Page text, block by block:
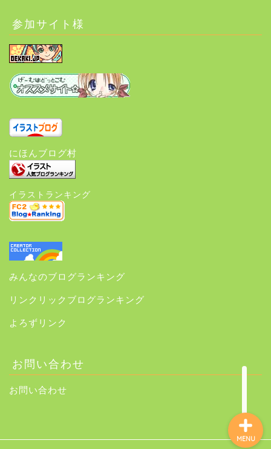
参加サイト様
にほんブログ村
イラストランキング
みんなのブログランキング
リンクリックブログランキング
よろずリンク
お問い合わせ
お問い合わせ
MENU